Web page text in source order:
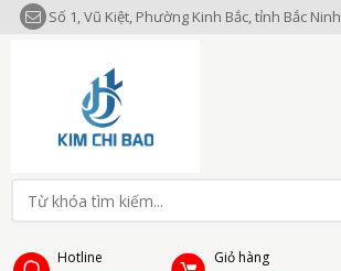
Số 1, Vũ Kiệt, Phường Kinh Bắc, tỉnh Bắc Ninh
Hotline Giỏ hàng